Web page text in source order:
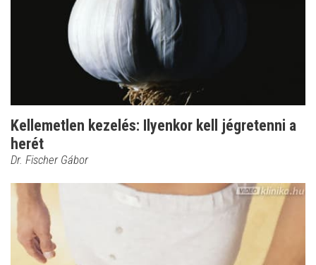
Kellemetlen kezelés: Ilyenkor kell jégretenni a
herét
Dr. Fischer Gábor